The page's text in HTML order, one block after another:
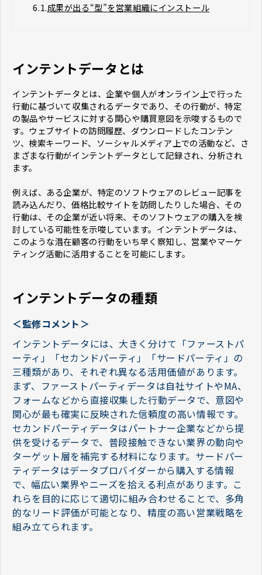
6.1.成果が出る“型”を営業組織にインストール
インテントデータとは
インテントデータとは、企業や個人がオンライン上で行った
行動に基づいて収集されるデータであり、その行動が、特定
の製品やサービスに対する関心や購買意図を示唆するもので
す。ウェブサイトの訪問履歴、ダウンロードしたコンテン
ツ、検索キーワード、ソーシャルメディア上での活動など、さ
まざまな行動がインテントデータとして記録され、分析され
ます。
例えば、ある企業が、特定のソフトウェアのレビュー記事を
読み込んだり、価格比較サイトを訪問したりした場合、その
行動は、その企業が近い将来、そのソフトウェアの購入を検
討している可能性を示唆しています。インテントデータは、
このような潜在顧客の行動をいち早く察知し、営業やマーケ
ティング活動に活用することを可能にします。
インテントデータの種類
＜監修コメント＞
インテントデータには、大きく分けて「ファーストパ
ーティ」「セカンドパーティ」「サードパーティ」の
三種類があり、それぞれ異なる活用価値があります。
まず、ファーストパーティデータは自社サイトやMA、
フォームなどから直接収集した行動データで、意図や
関心が最も確実に反映された信頼度の高い情報です。
セカンドパーティデータはパートナー企業などから提
供を受けるデータで、普段接触できない業界の動向や
ターゲット層を補完する材料になります。サードパー
ティデータはデータプロバイダーから購入する情報
で、幅広い業界やニーズを拾える利点があります。こ
れらを目的に応じて適切に組み合わせることで、多角
的なリード評価が可能となり、精度の高い営業戦略を
組み立てられます。